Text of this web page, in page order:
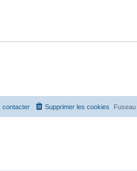
Supprimer les cookies
contacter